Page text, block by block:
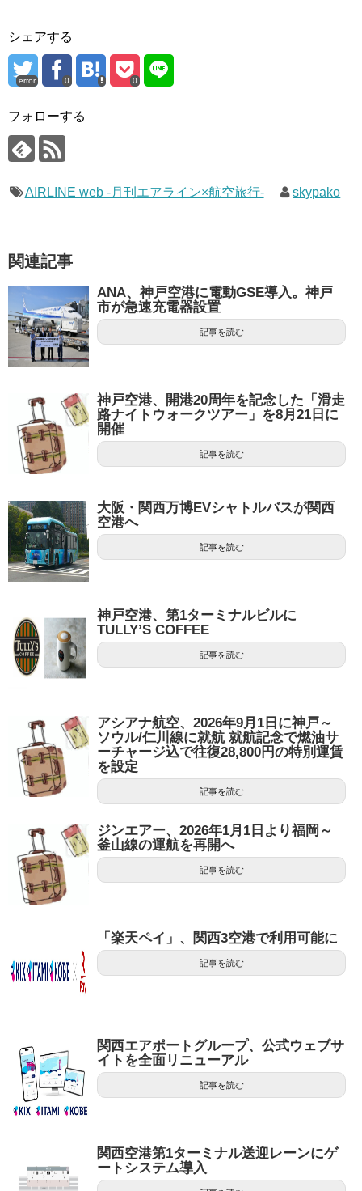
シェアする
error 0 0
フォローする
AIRLINE web -月刊エアライン×航空旅行- skypako
関連記事
ANA、神戸空港に電動GSE導入。神戸
市が急速充電器設置
記事を読む
神戸空港、開港20周年を記念した「滑走
路ナイトウォークツアー」を8月21日に
開催
記事を読む
大阪・関西万博EVシャトルバスが関西
空港へ
記事を読む
神戸空港、第1ターミナルビルに
TULLY’S COFFEE
記事を読む
アシアナ航空、2026年9月1日に神戸～
ソウル/仁川線に就航 就航記念で燃油サ
ーチャージ込で往復28,800円の特別運賃
を設定
記事を読む
ジンエアー、2026年1月1日より福岡～
釜山線の運航を再開へ
記事を読む
「楽天ペイ」、関西3空港で利用可能に
記事を読む
関西エアポートグループ、公式ウェブサ
イトを全面リニューアル
記事を読む
関西空港第1ターミナル送迎レーンにゲ
ートシステム導入